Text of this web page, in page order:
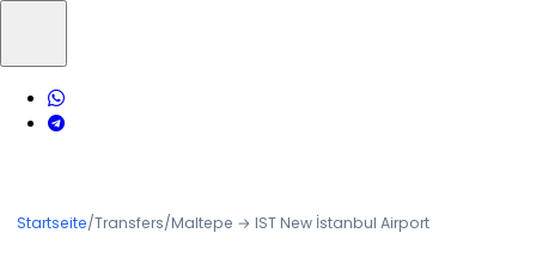
Startseite/Transfers/Maltepe → IST New İstanbul Airport